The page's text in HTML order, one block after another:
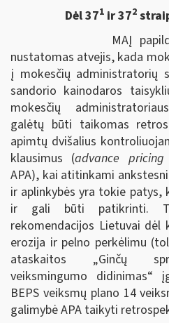
Dėl 371ir 372
MAĮ
nustatomas atvejis, kada
į mokesčių administratorių
sandorio kainodaros
mokesčių
galėtų būti taikomas
apimtų dvišalius
klausimus (advance
APA), kai atitinkami
ir aplinkybės yra tokie patys,
ir gali būti patikrinti.
rekomendacijos Lietuvai dėl
erozija ir pelno perkėlimu
ataskaitos „Ginčų
veiksmingumo didinimas“
BEPS veiksmų plano 14
galimybė APA taikyti